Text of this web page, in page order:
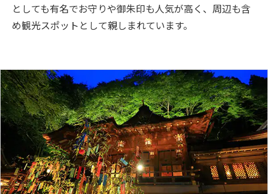
としても有名でお守りや御朱印も人気が高く、周辺も含
め観光スポットとして親しまれています。